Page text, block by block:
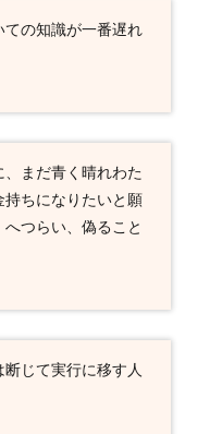
の知識が一番遅れ
まだ青く晴れわた
持ちになりたいと願
つらい、偽ること
じて実行に移す人